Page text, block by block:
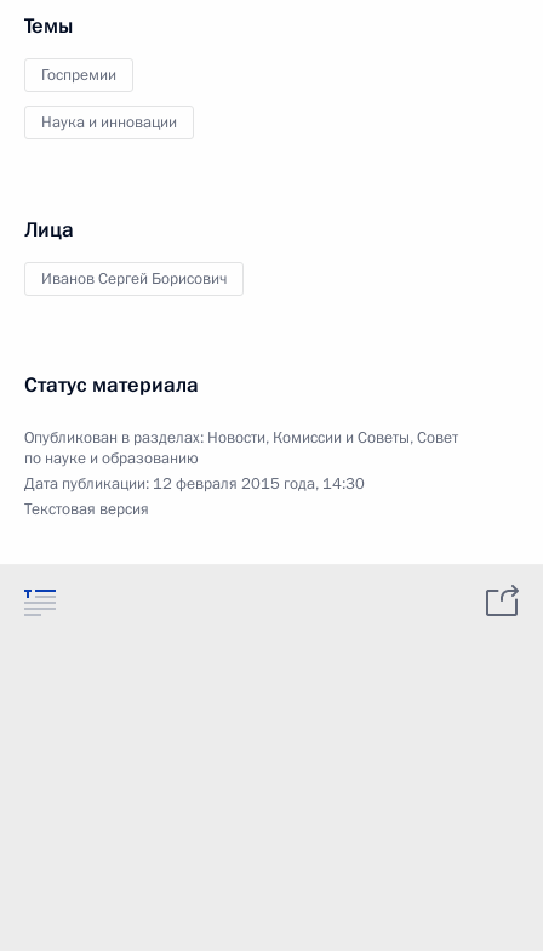
Темы
Госпремии
Наука и инновации
Лица
Иванов Сергей Борисович
Статус материала
Опубликован в разделах: Новости, Комиссии и Советы,Совет
по науке и образованию
Дата публикации: 12 февраля 2015 года, 14:30
Текстовая версия